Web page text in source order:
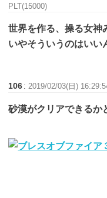
PLT(15000)
世界を作る、操る女神
いやそういうのはいい
106 :2019/02/03(日)
砂漠がクリアできるか